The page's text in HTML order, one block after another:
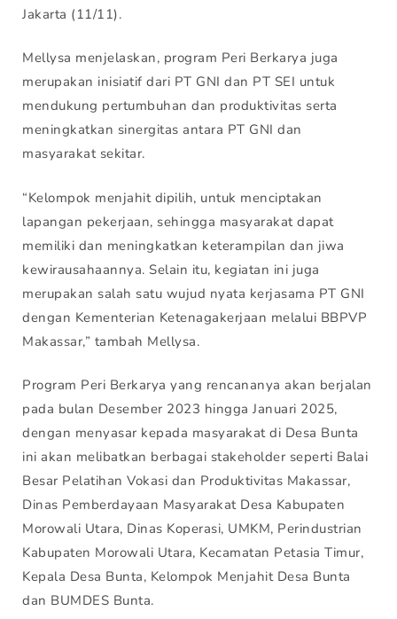
Jakarta (11/11).
Mellysa menjelaskan, program Peri Berkarya juga
merupakan inisiatif dari PT GNI dan PT SEI untuk
mendukung pertumbuhan dan produktivitas serta
meningkatkan sinergitas antara PT GNI dan
masyarakat sekitar.
“Kelompok menjahit dipilih, untuk menciptakan
lapangan pekerjaan, sehingga masyarakat dapat
memiliki dan meningkatkan keterampilan dan jiwa
kewirausahaannya. Selain itu, kegiatan ini juga
merupakan salah satu wujud nyata kerjasama PT GNI
dengan Kementerian Ketenagakerjaan melalui BBPVP
Makassar,” tambah Mellysa.
Program Peri Berkarya yang rencananya akan berjalan
pada bulan Desember 2023 hingga Januari 2025,
dengan menyasar kepada masyarakat di Desa Bunta
ini akan melibatkan berbagai stakeholder seperti Balai
Besar Pelatihan Vokasi dan Produktivitas Makassar,
Dinas Pemberdayaan Masyarakat Desa Kabupaten
Morowali Utara, Dinas Koperasi, UMKM, Perindustrian
Kabupaten Morowali Utara, Kecamatan Petasia Timur,
Kepala Desa Bunta, Kelompok Menjahit Desa Bunta
dan BUMDES Bunta.